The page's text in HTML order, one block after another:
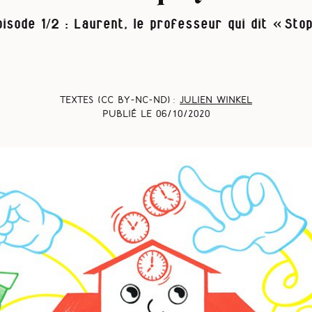
1/2 : Laurent, le professeur qui dit «
Textes (CC BY-NC-ND) : Julien Winkel
Publié le 06/10/2020